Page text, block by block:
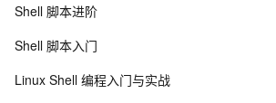
10 shell查询当前时间
Shell 脚本进阶
Shell 脚本入门
Linux Shell 编程入门与实战